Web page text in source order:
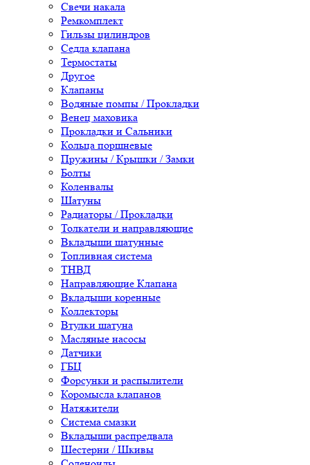
Свечи накала
Ремкомплект
Гильзы цилиндров
Седла клапана
Термостаты
Другое
Клапаны
Водяные помпы / Прокладки
Венец маховика
Прокладки и Сальники
Кольца поршневые
Пружины / Крышки / Замки
Болты
Коленвалы
Шатуны
Радиаторы / Прокладки
Толкатели и направляющие
Вкладыши шатунные
Топливная система
ТНВД
Направляющие Клапана
Вкладыши коренные
Коллекторы
Втулки шатуна
Масляные насосы
Датчики
ГБЦ
Форсунки и распылители
Коромысла клапанов
Натяжители
Система смазки
Вкладыши распредвала
Шестерни / Шкивы